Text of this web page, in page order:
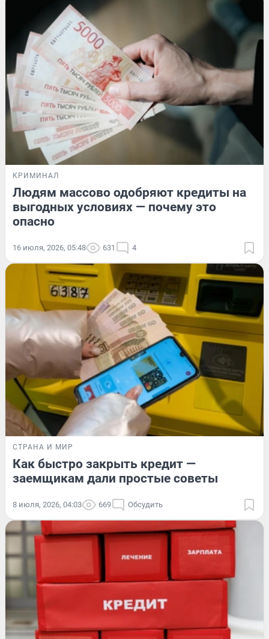
КРИМИНАЛ
Людям массово одобряют кредиты на
выгодных условиях — почему это
опасно
16 июля, 2026, 05:48 631 4
СТРАНА И МИР
Как быстро закрыть кредит —
заемщикам дали простые советы
8 июля, 2026, 04:03 669 Обсудить